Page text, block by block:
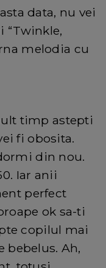
data, nu vei
“Twinkle,
melodia cu
timp astepti
fi obosita.
din nou.
Iar anii
perfect
ok sa-ti
copilul mai
bebelus. Ah,